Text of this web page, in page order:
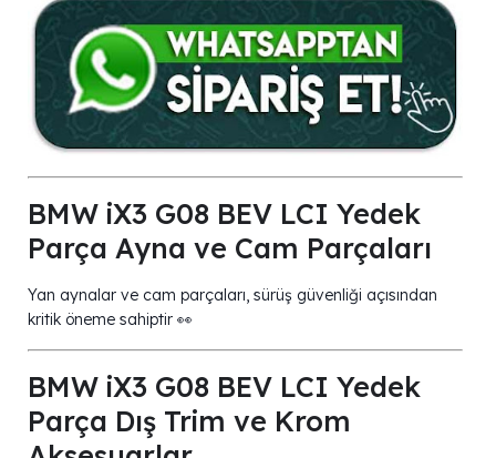
BMW iX3 G08 BEV LCI Yedek
Parça Ayna ve Cam Parçaları
Yan aynalar ve cam parçaları, sürüş güvenliği açısından
kritik öneme sahiptir 👀
BMW iX3 G08 BEV LCI Yedek
Parça Dış Trim ve Krom